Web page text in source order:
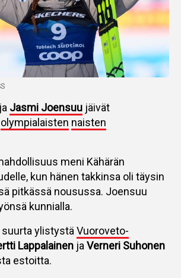
ja Jasmi Joensuu jäivät
olympialaisten naisten
meni Kähärän
kun hänen takkinsa oli täysin
pitkässä nousussa. Joensuu
kunnialla.
ylistystä Vuoroveto-
Lappalainen ja Verneri Suhonen
estoitta.